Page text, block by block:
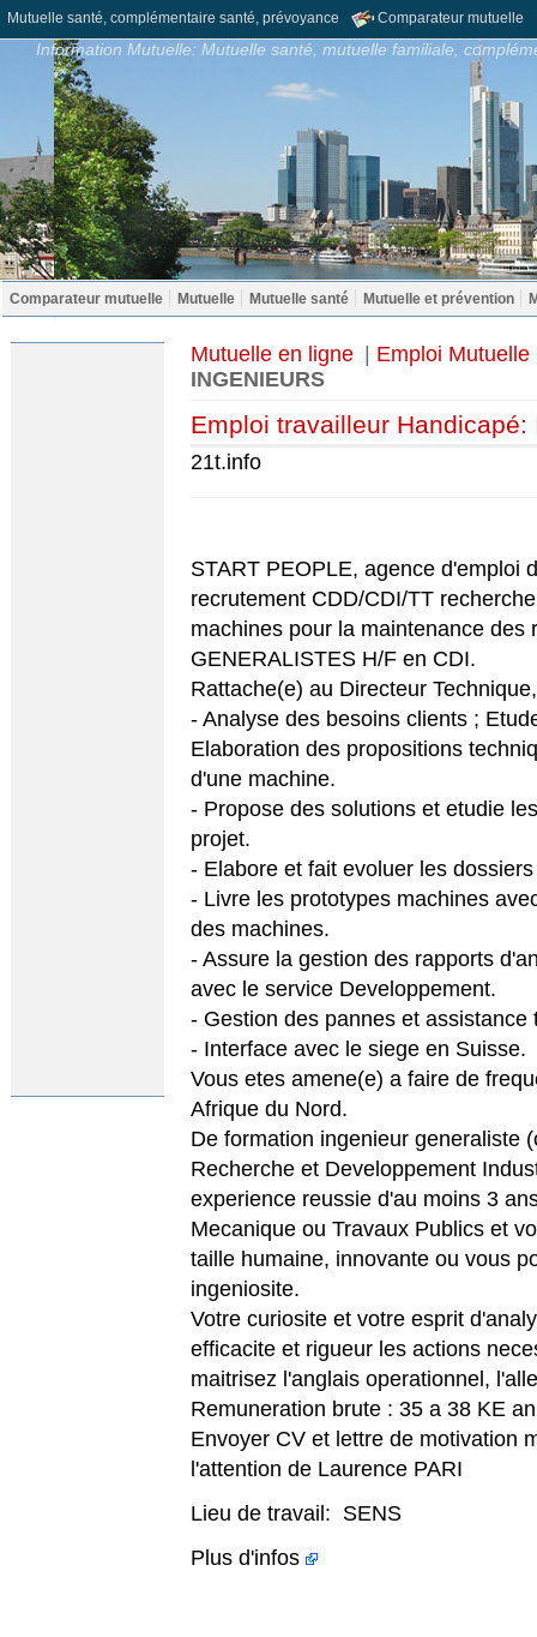
Mutuelle santé, complémentaire santé, prévoyance Comparateur mutuelle
Information Mutuelle: Mutuelle santé, mutuelle familiale,
Comparateur mutuelle Mutuelle Mutuelle santé Mutuelle et prévention
Mutuelle en ligne Emploi Mutuelle
INGENIEURS
Emploi travailleur Handicapé:
21t.info
START PEOPLE, agence d'emploi
recrutement CDD/CDI/TT
machines pour la maintenance
GENERALISTES H/F en CDI.
Rattache(e) au Directeur
- Analyse des besoins clients ;
Elaboration des propositions
d'une machine.
- Propose des solutions et etudie
projet.
- Elabore et fait evoluer les
- Livre les prototypes machines
des machines.
- Assure la gestion des rapports
avec le service Developpement.
- Gestion des pannes et assistance
- Interface avec le siege en Suisse.
Vous etes amene(e) a faire de
Afrique du Nord.
De formation ingenieur generaliste
Recherche et Developpement
experience reussie d'au moins 3
Mecanique ou Travaux Publics et
taille humaine, innovante ou vous
ingeniosite.
Votre curiosite et votre esprit
efficacite et rigueur les actions
maitrisez l'anglais operationnel,
Remuneration brute : 35 a 38 KE
Envoyer CV et lettre de motivation
l'attention de Laurence PARI
Lieu de travail: SENS
Plus d'infos